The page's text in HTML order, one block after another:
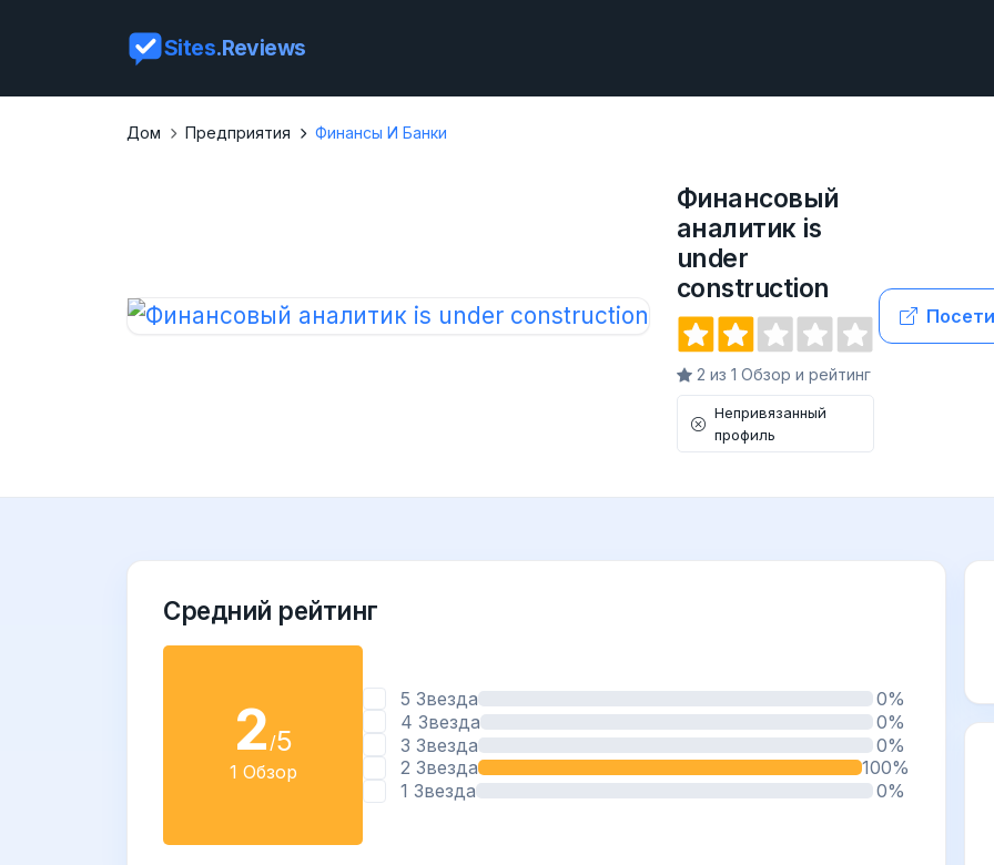
Sites.Reviews
Дом Предприятия Финансы И Банки
Финансовый
аналитик is
under
construction
2 из 1 Обзор и рейтинг
Непривязанный
профиль
Средний рейтинг
2 /5
1 Обзор
5 Звезда
0%
4 Звезда
0%
3 Звезда
0%
2 Звезда
100%
1 Звезда
0%